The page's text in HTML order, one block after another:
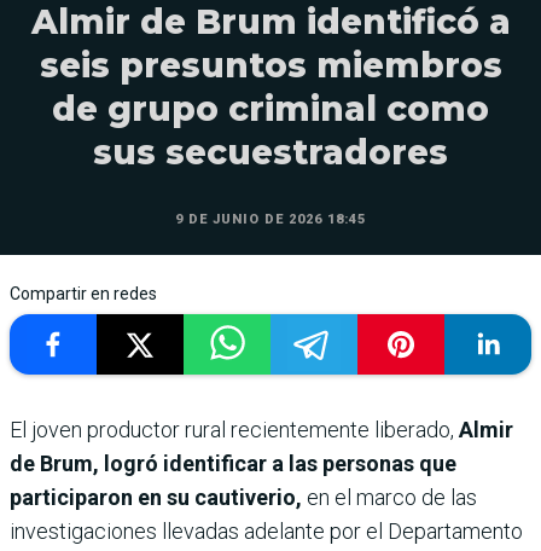
Almir de Brum identificó a
seis presuntos miembros
de grupo criminal como
sus secuestradores
9 DE JUNIO DE 2026 18:45
Compartir en redes
El joven productor rural recientemente liberado, Almir
de Brum, logró identificar a las personas que
participaron en su cautiverio, en el marco de las
investigaciones llevadas adelante por el Departamento